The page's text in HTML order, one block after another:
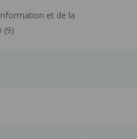
et de la
(9)